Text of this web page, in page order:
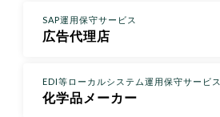
SAP運用保守サービス
広告代理店
EDI等ローカルシステム運用保守サービス
化学品メーカー